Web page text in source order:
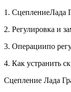
1. СцеплениеЛада
2. Регулировка и
3. Операциипо
4. Как устранить
Сцепление Лада